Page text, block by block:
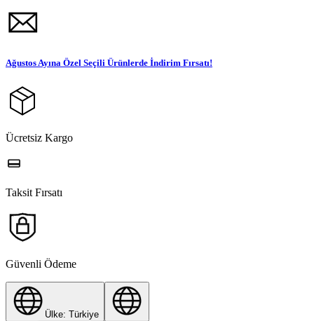
Ağustos Ayına Özel Seçili Ürünlerde İndirim Fırsatı!
Ücretsiz Kargo
Taksit Fırsatı
Güvenli Ödeme
Ülke: Türkiye